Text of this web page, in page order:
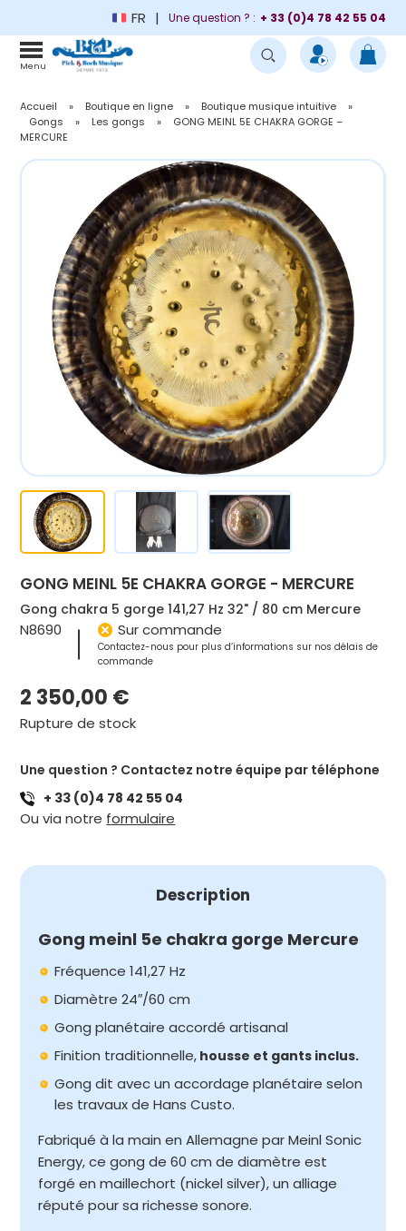
FR Une question ? : + 33 (0)4 78 42 55 04
Menu
Accueil » Boutique en ligne » Boutique musique intuitive
»
Gongs
» Les gongs »
GONG MEINL 5E CHAKRA GORGE –
MERCURE
GONG MEINL 5E CHAKRA GORGE - MERCURE
Gong chakra 5 gorge 141,27 Hz 32" / 80 cm Mercure
N8690 Sur commande
Contactez-nous pour plus d’informations sur nos délais de
commande
2 350,00 €
Rupture de stock
Une question ? Contactez notre équipe par téléphone
+ 33 (0)4 78 42 55 04
Ou via notre formulaire
Description
Gong meinl 5e chakra gorge Mercure
Fréquence 141,27 Hz
Diamètre 24″/60 cm
Gong planétaire accordé artisanal
Finition traditionnelle, housse et gants inclus.
Gong dit avec un accordage planétaire selon
les travaux de Hans Custo.
Fabriqué à la main en Allemagne par Meinl Sonic
Energy, ce gong de 60 cm de diamètre est
forgé en maillechort (nickel silver), un alliage
réputé pour sa richesse sonore.